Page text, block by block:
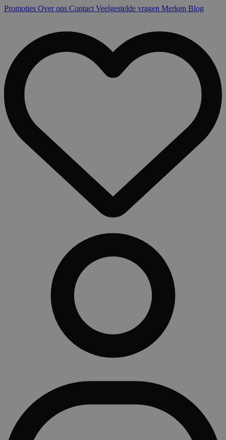
Promoties Over ons Contact Veelgestelde vragen Merken Blog